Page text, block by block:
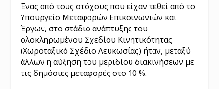
Ένας από τους στόχους που είχαν τεθεί από το
Υπουργείο Μεταφορών Επικοινωνιών και
Έργων, στο στάδιο ανάπτυξης του
ολοκληρωμένου Σχεδίου Κινητικότητας
(Χωροταξικό Σχέδιο Λευκωσίας) ήταν, μεταξύ
άλλων η αύξηση του μεριδίου διακινήσεων με
τις δημόσιες μεταφορές στο 10 %.